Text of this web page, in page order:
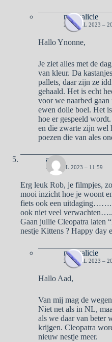
naargalicie
21 APRIL 2023 –
Hallo Ynonne,
Je ziet alles met de
van kleur. Da
pallets, daar zijn ze
gehaald. Het is echt
voor we naarbed
ewen dolle boel. Het
hoe er gespeeld
en die zwarte zijn wel
poezen die van ales
aad
21 APRIL 2023 – 11:59
Erg leuk Rob, je filmpjes,
mooi inzicht hoe je woont
fiets ook een
ook niet veel
Gaan jullie Cleopatra laten
nestje Kittens ? Happy day
naargalicie
21 APRIL 2023 –
Hallo Aad,
Van mij mag de
Niet net als in NL,
als we daar van beter
krijgen. Cleopatra
nieuw nestje meer.